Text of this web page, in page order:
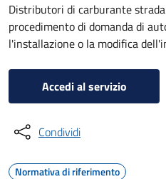
Distributori di carburante
procedimento di domanda di
l'installazione o la modifica
Accedi al servizio
Condividi
Normativa di riferimento